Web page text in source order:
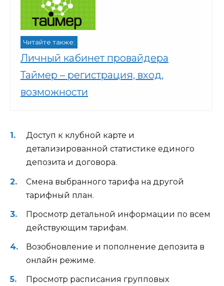
Читайте также:
Личный кабинет провайдера
Таймер – регистрация, вход,
возможности
Доступ к клубной карте и
детализированной статистике единого
депозита и договора.
Смена выбранного тарифа на другой
тарифный план.
Просмотр детальной информации по всем
действующим тарифам.
Возобновление и пополнение депозита в
онлайн режиме.
Просмотр расписания групповых